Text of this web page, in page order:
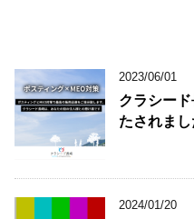
2023/06/01
クラシー
たされま
2024/01/20